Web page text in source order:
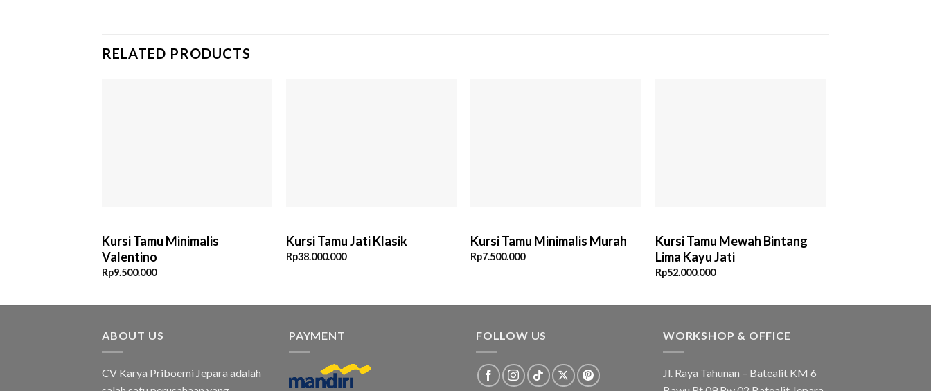
RELATED PRODUCTS
Kursi Tamu Minimalis
Valentino
Rp9.500.000
Kursi Tamu Jati Klasik
Rp38.000.000
Kursi Tamu Minimalis Murah
Rp7.500.000
Kursi Tamu Mewah Bintang
Lima Kayu Jati
Rp52.000.000
ABOUT US
CV Karya Priboemi Jepara adalah
PAYMENT FOLLOW US WORKSHOP & OFFICE
Jl. Raya Tahunan – Batealit KM 6